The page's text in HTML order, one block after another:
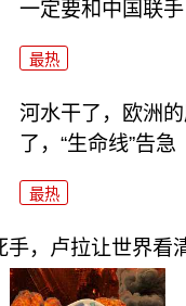
一定要和中国联手
最热
河水干了，欧洲
了，“生命线”告急
最热
手，卢拉让世界看